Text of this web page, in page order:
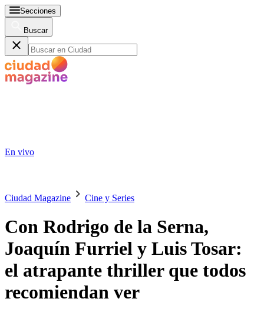
Secciones
Buscar
En vivo
Ciudad Magazine Cine y Series
Con Rodrigo de la Serna,
Joaquín Furriel y Luis Tosar:
el atrapante thriller que todos
recomiendan ver